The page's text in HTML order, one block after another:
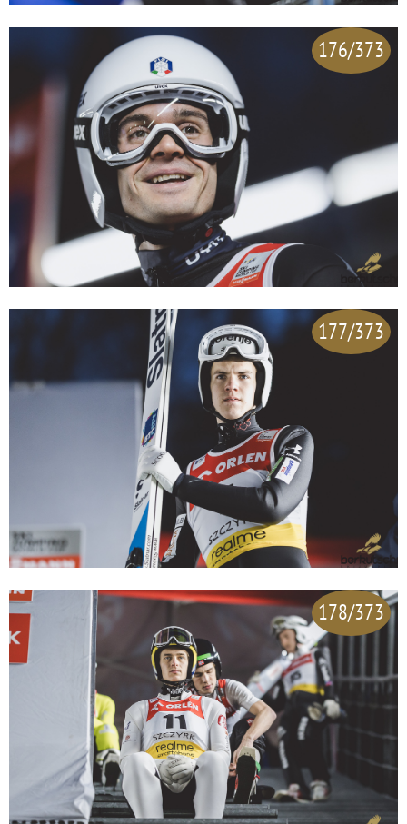
176/373
177/373
178/373